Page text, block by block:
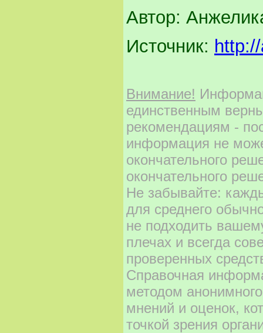
Автор:
Источник:
Внимание!
единственным
рекомендациям -
информация не
окончательного
окончательного
Не забывайте:
для среднего
не подходить
плечах и всегда
проверенных
Справочная
методом
мнений и оценок,
точкой зрения